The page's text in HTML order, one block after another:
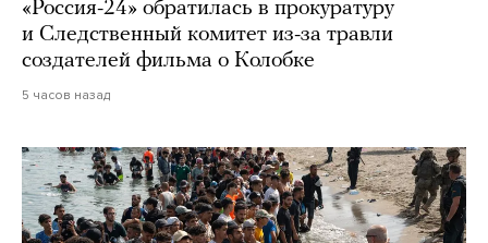
«Россия-24» обратилась в прокуратуру
и Следственный комитет из-за травли
создателей фильма о Колобке
5 часов назад